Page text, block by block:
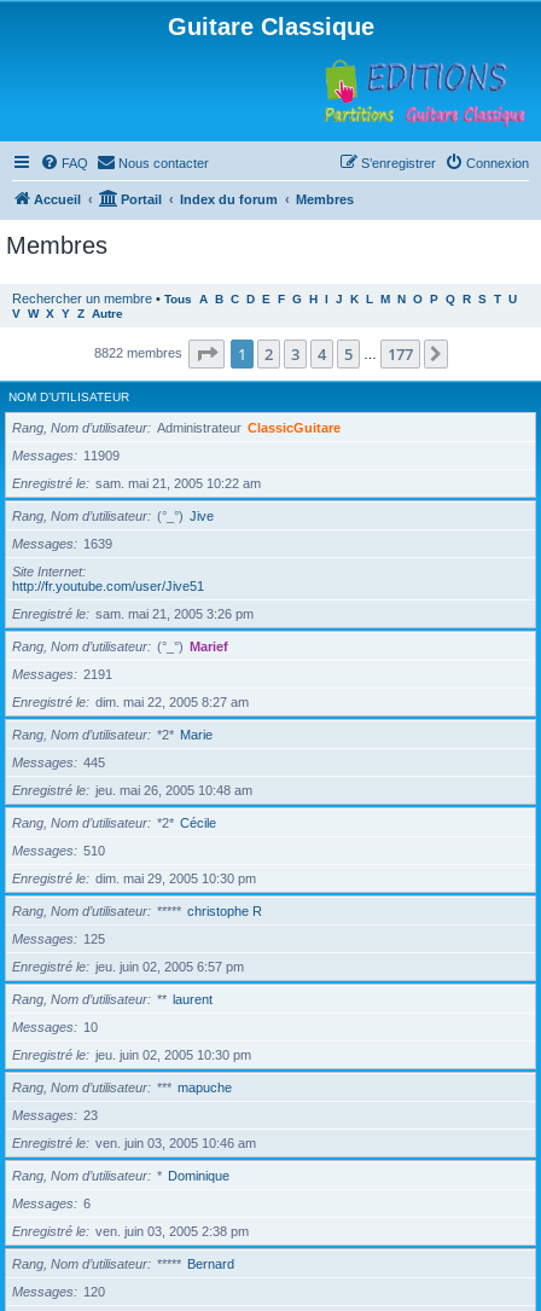
Guitare Classique
FAQ Nous contacter Connexion
S’enregistrer
Accueil Portail Index du forum Membres
Membres
Rechercher un membre • Tous A B C D E F G H I J K L M N O P Q R S T U
V W X Y Z Autre
8822 membres Page 1sur177
1 2 3 4 5 177
NOM D’UTILISATEUR
Rang, Nom d’utilisateur Administrateur ClassicGuitare
Messages
11909
Enregistré le
sam. mai 21, 2005 10:22 am
Rang, Nom d’utilisateur (°_°) Jive
Messages
1639
Site Internet
http://fr.youtube.com/user/Jive51
Enregistré le
sam. mai 21, 2005 3:26 pm
Rang, Nom d’utilisateur (°_°) Marief
Messages
2191
Enregistré le
dim. mai 22, 2005 8:27 am
Rang, Nom d’utilisateur *2* Marie
Messages
445
Enregistré le
jeu. mai 26, 2005 10:48 am
Rang, Nom d’utilisateur *2* Cécile
Messages
510
Enregistré le
dim. mai 29, 2005 10:30 pm
Rang, Nom d’utilisateur ***** christophe R
Messages
125
Enregistré le
jeu. juin 02, 2005 6:57 pm
Rang, Nom d’utilisateur ** laurent
Messages
10
Enregistré le
jeu. juin 02, 2005 10:30 pm
Rang, Nom d’utilisateur *** mapuche
Messages
23
Enregistré le
ven. juin 03, 2005 10:46 am
Rang, Nom d’utilisateur * Dominique
Messages
6
Enregistré le
ven. juin 03, 2005 2:38 pm
Rang, Nom d’utilisateur ***** Bernard
Messages
120